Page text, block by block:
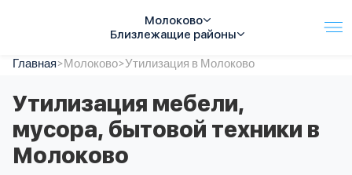
Молоково
Близлежащие районы
Услуги
Автопарк
Тарифы
Акции
О компании
Отзывы
Главная>Молоково>Утилизация в Молоково
Утилизация мебели,
мусора, бытовой техники в
Молоково